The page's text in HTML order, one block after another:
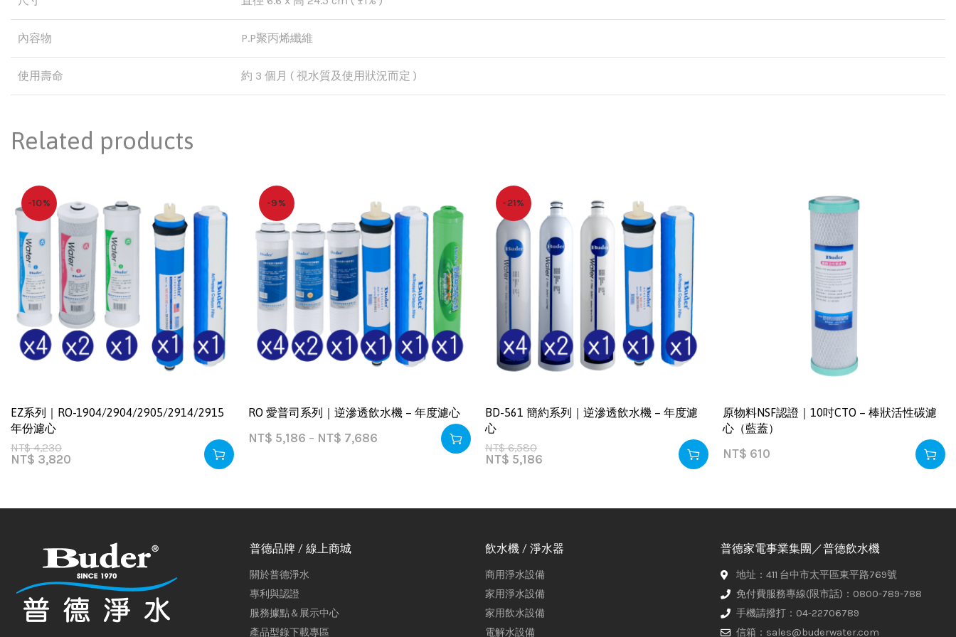
內容物 P.P聚丙烯纖維
使用壽命 約 3 個月 ( 視水質及使用狀況而定 )
Related products
-10%
EZ系列｜RO-1904/2904/2905/2914/2915
年份濾心
NT$4,230
NT$ 3,820
-9%
RO 愛普司系列｜逆滲透飲水機 – 年度濾心
NT$ 5,186 – NT$ 7,686
-21%
BD-561 簡約系列｜逆滲透飲水機 – 年度濾
心
NT$6,580
NT$ 5,186
原物料NSF認證｜10吋CTO – 棒狀活性碳濾
心（藍蓋）
NT$ 610
普德品牌 / 線上商城
關於普德淨水
專利與認證
服務據點＆展示中心
產品型錄下載專區
飲水機 / 淨水器
商用淨水設備
家用淨水設備
家用飲水設備
電解水設備
普德家電事業集團／普德飲水機
地址：411 台中市太平區東平路769號
免付費服務專線(限市話)：0800-789-788
手機請撥打：04-22706789
信箱：sales@buderwater.com